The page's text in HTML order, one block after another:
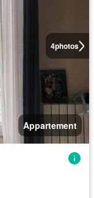
4photos
Appartement